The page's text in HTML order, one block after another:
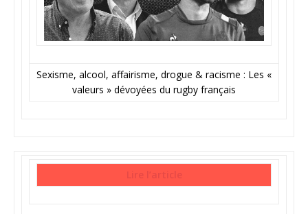
Sexisme, alcool, affairisme, drogue & racisme : Les «
valeurs » dévoyées du rugby français
Lire l’article